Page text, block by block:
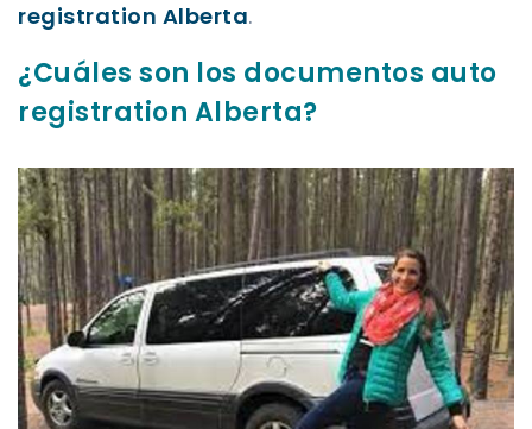
registration Alberta.
¿Cuáles son los documentos auto
registration Alberta?